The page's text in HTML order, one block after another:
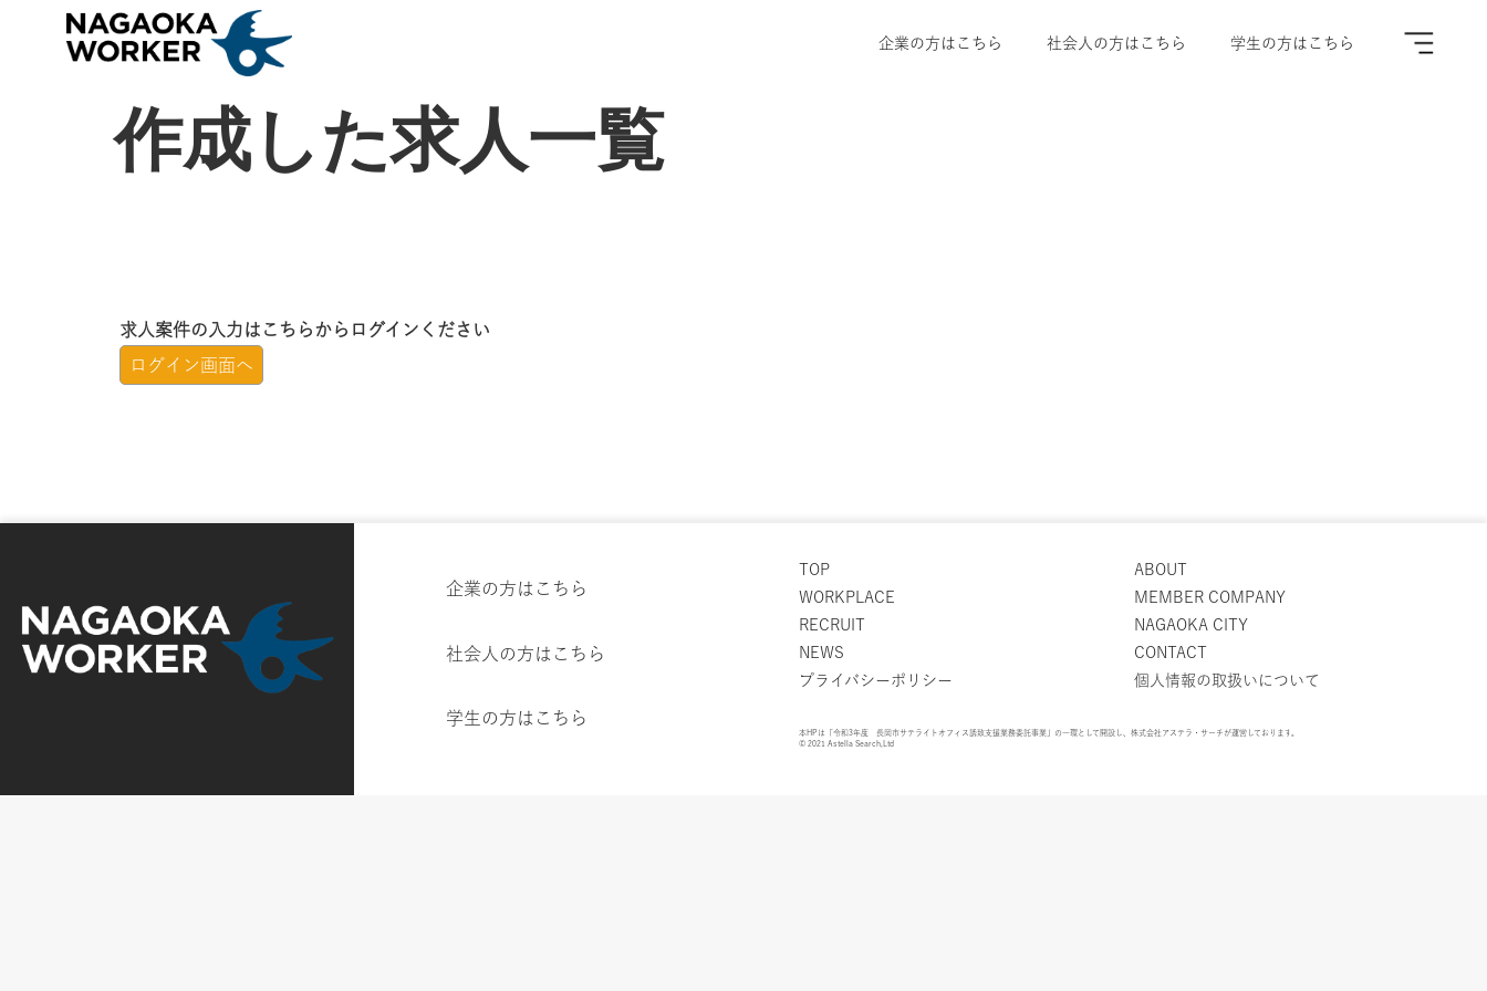
企業の方はこちら 社会人の方はこちら 学生の方はこちら
作成した求人一覧
求人案件の入力はこちらからログインください
ログイン画面へ
企業の方はこちら
社会人の方はこちら
学生の方はこちら
TOP
ABOUT
WORKPLACE
MEMBER COMPANY
RECRUIT
NAGAOKA CITY
NEWS
CONTACT
プライバシーポリシー
個人情報の取扱いについて
本HPは「令和3年度 長岡市サテライトオフィス誘致支援業務委託事業」の一環として開設し、株式会社アステラ・サーチが運営しております。
© 2021 Astella Search,Ltd